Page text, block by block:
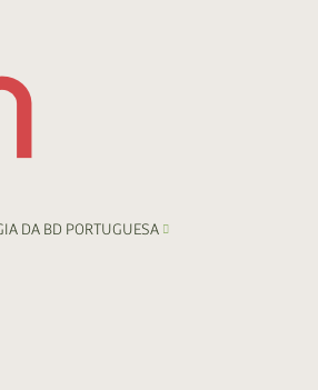
DA BD PORTUGUESA